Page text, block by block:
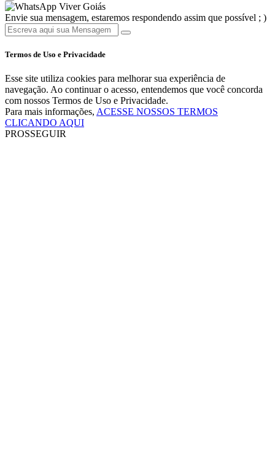
Viver Goiás
Envie sua mensagem, estaremos respondendo assim que possível ; )
Termos de Uso e Privacidade
Esse site utiliza cookies para melhorar sua experiência de
navegação. Ao continuar o acesso, entendemos que você concorda
com nossos Termos de Uso e Privacidade.
Para mais informações, ACESSE NOSSOS TERMOS
CLICANDO AQUI
PROSSEGUIR